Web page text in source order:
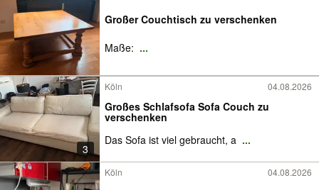
Großer Couchtisch zu verschenken
Maße: ...
3
Köln 04.08.2026
Großes Schlafsofa Sofa Couch zu
verschenken
Das Sofa ist viel gebraucht, a ...
Köln 04.08.2026